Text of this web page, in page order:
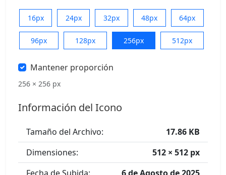
16px 24px 32px 48px 64px
96px 128px 256px 512px
Mantener proporción
256 × 256 px
Información del Icono
Tamaño del Archivo:
17.86 KB
Dimensiones:
512 × 512 px